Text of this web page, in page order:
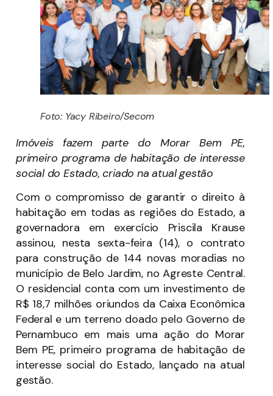
Foto: Yacy Ribeiro/Secom
Imóveis fazem parte do Morar Bem PE,
primeiro programa de habitação de interesse
social do Estado, criado na atual gestão
Com o compromisso de garantir o direito à
habitação em todas as regiões do Estado, a
governadora em exercício Priscila Krause
assinou, nesta sexta-feira (14), o contrato
para construção de 144 novas moradias no
município de Belo Jardim, no Agreste Central.
O residencial conta com um investimento de
R$ 18,7 milhões oriundos da Caixa Econômica
Federal e um terreno doado pelo Governo de
Pernambuco em mais uma ação do Morar
Bem PE, primeiro programa de habitação de
interesse social do Estado, lançado na atual
gestão.